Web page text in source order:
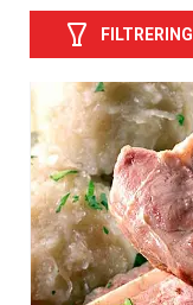
FILTRERING